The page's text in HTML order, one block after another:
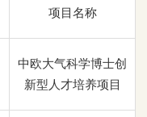
项目名称
中欧大气科学博士创
新型人才培养项目